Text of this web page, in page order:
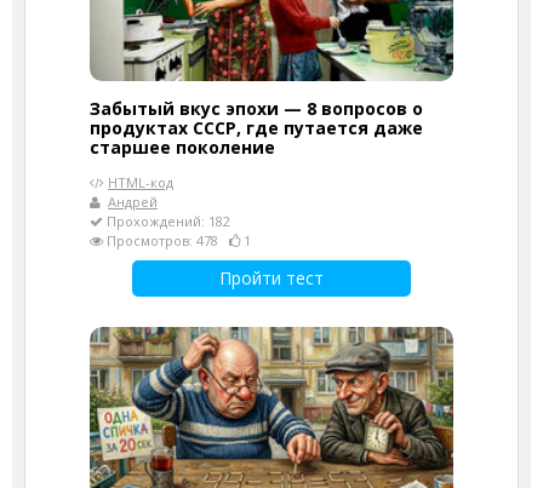
Забытый вкус эпохи — 8 вопросов о
продуктах СССР, где путается даже
старшее поколение
HTML-код
Андрей
Прохождений: 182
Просмотров: 478
1
Пройти тест